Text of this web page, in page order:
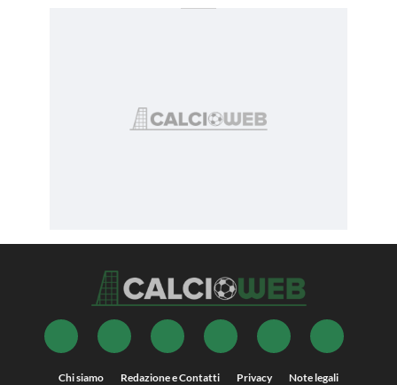
Chi siamo Redazione e Contatti Privacy Note legali